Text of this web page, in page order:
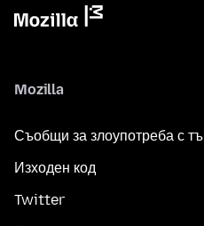
Mozilla
Съобщи за злоупотреба с
Изходен код
Twitter